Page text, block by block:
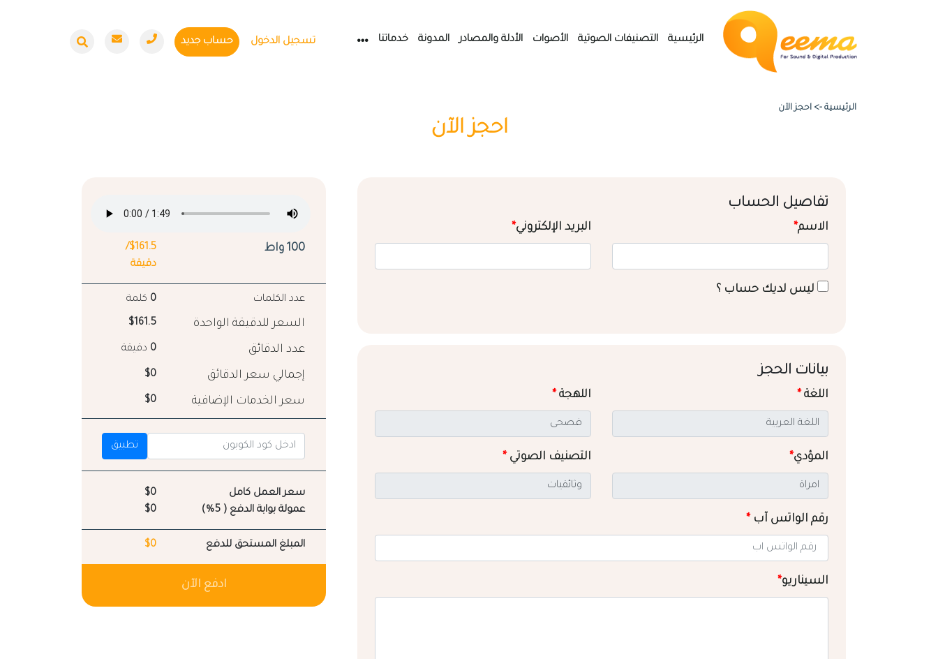
الرئيسية التصنيفات الصوتية الأصوات الأدلة والمصادر المدونة خدماتنا تسجيل الدخول حساب جديد
الرئيسية -> احجز الآن
احجز الآن
تفاصيل الحساب
الاسم* البريد الإلكتروني*
ليس لديك حساب ؟
بيانات الحجز
اللغة* اللهجة*
المؤدي* التصنيف الصوتي*
رقم الواتس آب*
السيناريو*
100 واط
$161.5/
دقيقة
عدد الكلمات 0 كلمة
السعر للدقيقة الواحدة $161.5
عدد الدقائق 0 دقيقة
إجمالي سعر الدقائق $0
سعر الخدمات الإضافية $0
تطبيق
سعر العمل كامل
$0
عمولة بوابة الدفع ( 5%)
$0
المبلغ المستحق للدفع $0
ادفع الآن